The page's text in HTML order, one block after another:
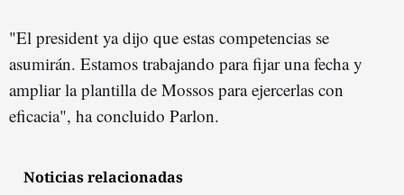
"El president ya dijo que estas competencias se
asumirán. Estamos trabajando para fijar una fecha y
ampliar la plantilla de Mossos para ejercerlas con
eficacia", ha concluido Parlon.
Noticias relacionadas